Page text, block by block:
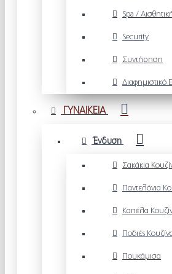
Spa /
Security
Συντήρηση
Διαφημιστικό
ΓΥΝΑΙΚΕΙΑ
Ένδυση
Σακάκια
Παντελόνια
Καπέλα
Ποδιές
Πουκάμισα